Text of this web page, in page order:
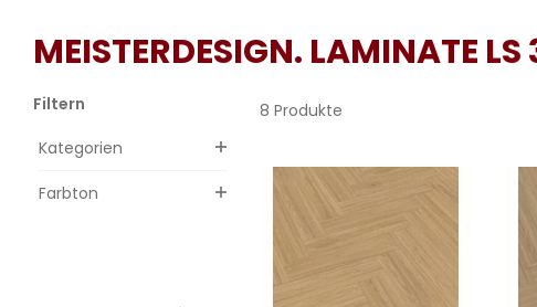
MEISTERDESIGN. LAMINATE LS
8 Produkte
Filtern
Kategorien
Farbton